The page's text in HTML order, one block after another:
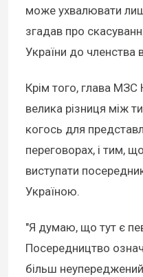
може ухвалювати
згадав про
України до членства
Крім того, глава МЗС
велика різниця між
когось для
переговорах, і тим,
виступати
Україною.
"Я думаю, що тут є
Посередництво
більш